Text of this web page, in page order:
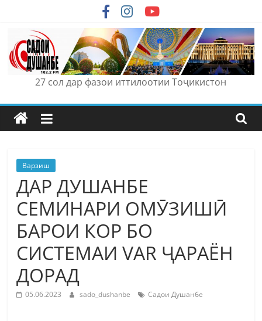
content
27 сол дар фазои иттилоотии Тоҷикистон
Варзиш
ДАР ДУШАНБЕ
СЕМИНАРИ ОМӮЗИШӢ
БАРОИ КОР БО
СИСТЕМАИ VAR ҶАРАЁН
ДОРАД
05.06.2023 sado_dushanbe Садои Душанбе